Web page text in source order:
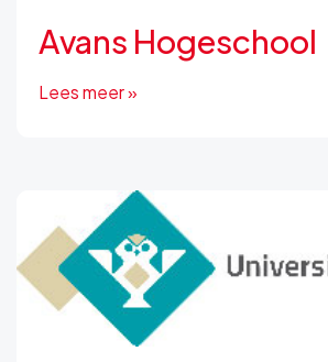
Avans Hogeschool
Lees meer »